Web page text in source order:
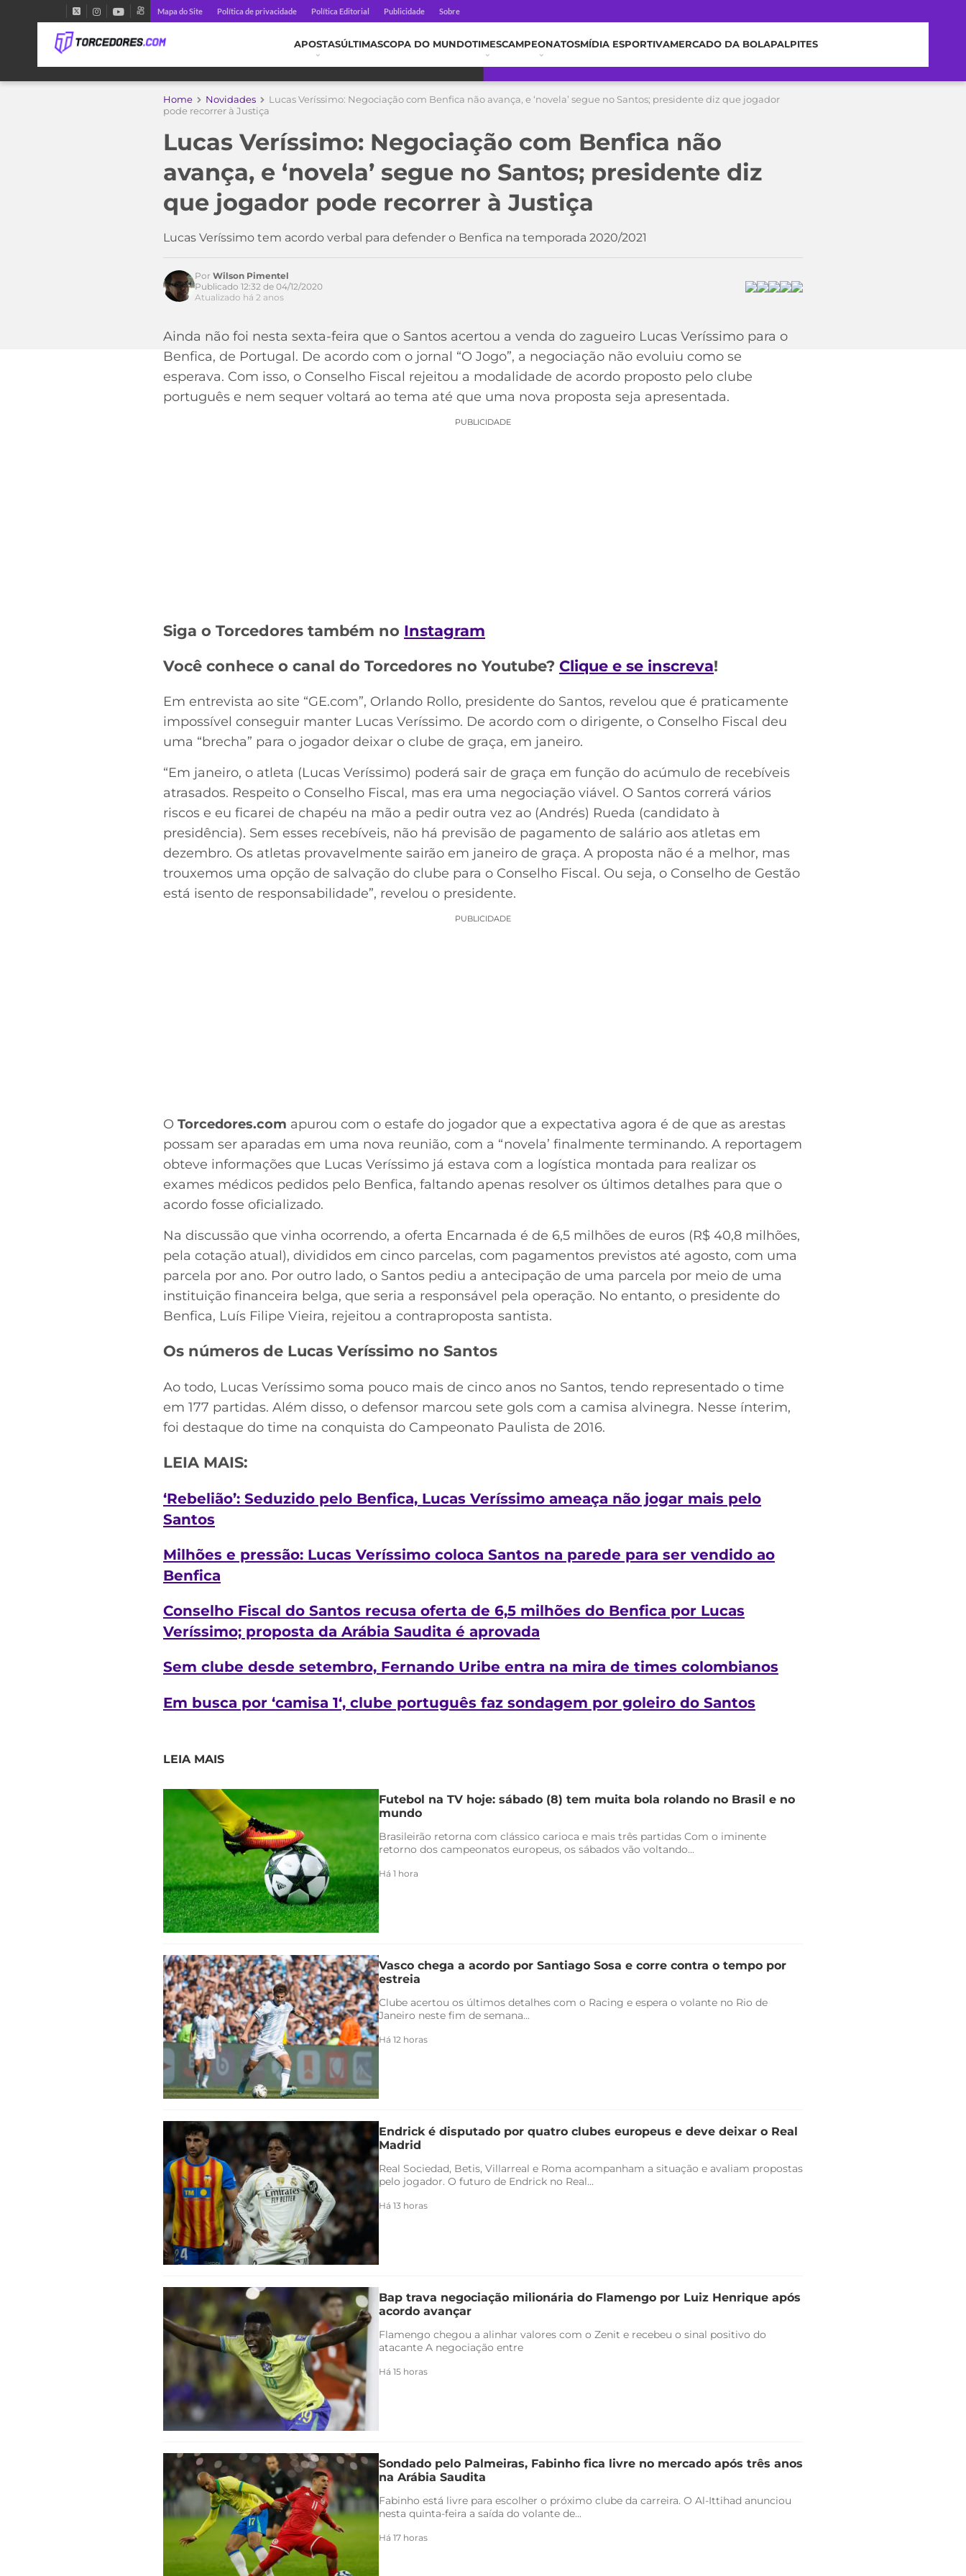
Mapa do Site Política de privacidade Política Editorial Publicidade Sobre
APOSTASÚLTIMASCOPA DO MUNDOTIMESCAMPEONATOSMÍDIA ESPORTIVAMERCADO DA BOLAPALPITES
Home Novidades
Lucas Veríssimo: Negociação com Benfica não avança, e ‘novela’ segue no Santos; presidente diz que jogador
pode recorrer à Justiça
Lucas Veríssimo: Negociação com Benfica não
avança, e ‘novela’ segue no Santos; presidente diz
que jogador pode recorrer à Justiça
Lucas Veríssimo tem acordo verbal para defender o Benfica na temporada 2020/2021
Acesse o perfil do autor
Por Wilson Pimentel
Publicado 12:32 de 04/12/2020
Atualizado há 2 anos
Ainda não foi nesta sexta-feira que o Santos acertou a venda do zagueiro Lucas Veríssimo para o
Benfica, de Portugal. De acordo com o jornal “O Jogo”, a negociação não evoluiu como se
esperava. Com isso, o Conselho Fiscal rejeitou a modalidade de acordo proposto pelo clube
português e nem sequer voltará ao tema até que uma nova proposta seja apresentada.
PUBLICIDADE
Siga o Torcedores também no Instagram
Você conhece o canal do Torcedores no Youtube? Clique e se inscreva!
Em entrevista ao site “GE.com”, Orlando Rollo, presidente do Santos, revelou que é praticamente
impossível conseguir manter Lucas Veríssimo. De acordo com o dirigente, o Conselho Fiscal deu
uma “brecha” para o jogador deixar o clube de graça, em janeiro.
“Em janeiro, o atleta (Lucas Veríssimo) poderá sair de graça em função do acúmulo de recebíveis
atrasados. Respeito o Conselho Fiscal, mas era uma negociação viável. O Santos correrá vários
riscos e eu ficarei de chapéu na mão a pedir outra vez ao (Andrés) Rueda (candidato à
presidência). Sem esses recebíveis, não há previsão de pagamento de salário aos atletas em
dezembro. Os atletas provavelmente sairão em janeiro de graça. A proposta não é a melhor, mas
trouxemos uma opção de salvação do clube para o Conselho Fiscal. Ou seja, o Conselho de Gestão
está isento de responsabilidade”, revelou o presidente.
PUBLICIDADE
O Torcedores.com apurou com o estafe do jogador que a expectativa agora é de que as arestas
possam ser aparadas em uma nova reunião, com a “novela’ finalmente terminando. A reportagem
obteve informações que Lucas Veríssimo já estava com a logística montada para realizar os
exames médicos pedidos pelo Benfica, faltando apenas resolver os últimos detalhes para que o
acordo fosse oficializado.
Na discussão que vinha ocorrendo, a oferta Encarnada é de 6,5 milhões de euros (R$ 40,8 milhões,
pela cotação atual), divididos em cinco parcelas, com pagamentos previstos até agosto, com uma
parcela por ano. Por outro lado, o Santos pediu a antecipação de uma parcela por meio de uma
instituição financeira belga, que seria a responsável pela operação. No entanto, o presidente do
Benfica, Luís Filipe Vieira, rejeitou a contraproposta santista.
Os números de Lucas Veríssimo no Santos
Ao todo, Lucas Veríssimo soma pouco mais de cinco anos no Santos, tendo representado o time
em 177 partidas. Além disso, o defensor marcou sete gols com a camisa alvinegra. Nesse ínterim,
foi destaque do time na conquista do Campeonato Paulista de 2016.
LEIA MAIS:
‘Rebelião’: Seduzido pelo Benfica, Lucas Veríssimo ameaça não jogar mais pelo
Santos
Milhões e pressão: Lucas Veríssimo coloca Santos na parede para ser vendido ao
Benfica
Conselho Fiscal do Santos recusa oferta de 6,5 milhões do Benfica por Lucas
Veríssimo; proposta da Arábia Saudita é aprovada
Sem clube desde setembro, Fernando Uribe entra na mira de times colombianos
Em busca por ‘camisa 1‘, clube português faz sondagem por goleiro do Santos
LEIA MAIS
Futebol na TV hoje: sábado (8) tem muita bola rolando no Brasil e no
mundo
Brasileirão retorna com clássico carioca e mais três partidas Com o iminente
retorno dos campeonatos europeus, os sábados vão voltando...
Há 1 hora
Vasco chega a acordo por Santiago Sosa e corre contra o tempo por
estreia
Clube acertou os últimos detalhes com o Racing e espera o volante no Rio de
Janeiro neste fim de semana...
Há 12 horas
Endrick é disputado por quatro clubes europeus e deve deixar o Real
Madrid
Real Sociedad, Betis, Villarreal e Roma acompanham a situação e avaliam propostas
pelo jogador. O futuro de Endrick no Real...
Há 13 horas
Bap trava negociação milionária do Flamengo por Luiz Henrique após
acordo avançar
Flamengo chegou a alinhar valores com o Zenit e recebeu o sinal positivo do
atacante A negociação entre
Há 15 horas
Sondado pelo Palmeiras, Fabinho fica livre no mercado após três anos
na Arábia Saudita
Fabinho está livre para escolher o próximo clube da carreira. O Al-Ittihad anunciou
nesta quinta-feira a saída do volante de...
Há 17 horas